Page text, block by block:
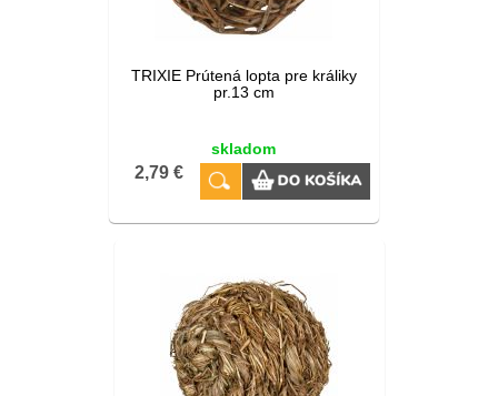
TRIXIE Prútená lopta pre králiky
pr.13 cm
skladom
2,79 €